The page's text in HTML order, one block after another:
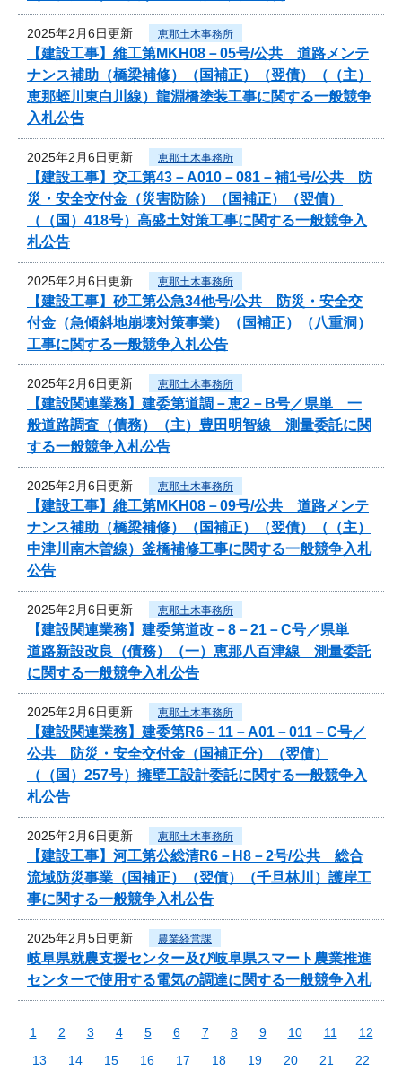
2025年2月6日更新 恵那土木事務所
【建設工事】維工第MKH08－05号/公共 道路メンテ
ナンス補助（橋梁補修）（国補正）（翌債）（（主）
恵那蛭川東白川線）龍淵橋塗装工事に関する一般競争
入札公告
2025年2月6日更新 恵那土木事務所
【建設工事】交工第43－A010－081－補1号/公共 防
災・安全交付金（災害防除）（国補正）（翌債）
（（国）418号）高盛土対策工事に関する一般競争入
札公告
2025年2月6日更新 恵那土木事務所
【建設工事】砂工第公急34他号/公共 防災・安全交
付金（急傾斜地崩壊対策事業）（国補正）（八重洞）
工事に関する一般競争入札公告
2025年2月6日更新 恵那土木事務所
【建設関連業務】建委第道調－恵2－B号／県単 一
般道路調査（債務）（主）豊田明智線 測量委託に関
する一般競争入札公告
2025年2月6日更新 恵那土木事務所
【建設工事】維工第MKH08－09号/公共 道路メンテ
ナンス補助（橋梁補修）（国補正）（翌債）（（主）
中津川南木曽線）釜橋補修工事に関する一般競争入札
公告
2025年2月6日更新 恵那土木事務所
【建設関連業務】建委第道改－8－21－C号／県単
道路新設改良（債務）（一）恵那八百津線 測量委託
に関する一般競争入札公告
2025年2月6日更新 恵那土木事務所
【建設関連業務】建委第R6－11－A01－011－C号／
公共 防災・安全交付金（国補正分）（翌債）
（（国）257号）擁壁工設計委託に関する一般競争入
札公告
2025年2月6日更新 恵那土木事務所
【建設工事】河工第公総清R6－H8－2号/公共 総合
流域防災事業（国補正）（翌債）（千旦林川）護岸工
事に関する一般競争入札公告
2025年2月5日更新 農業経営課
岐阜県就農支援センター及び岐阜県スマート農業推進
センターで使用する電気の調達に関する一般競争入札
1 2 3 4 5 6 7 8 9 10 11
12
13
14 15 16 17 18 19 20 21
22